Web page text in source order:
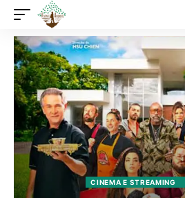
CINEMA E STREAMING